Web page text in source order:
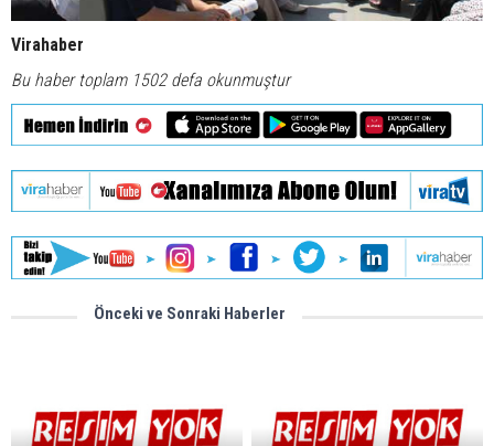
Virahaber
Bu haber toplam 1502 defa okunmuştur
Önceki ve Sonraki Haberler